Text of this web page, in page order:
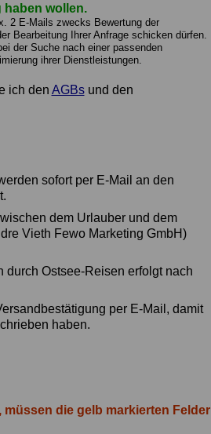
haben wollen.
2 E-Mails zwecks Bewertung der
Bearbeitung Ihrer Anfrage schicken dürfen.
der Suche nach einer passenden
ihrer Dienstleistungen.
ich den AGBsund den
sofort per E-Mail an den
dem Urlauber und dem
Vieth Fewo Marketing GmbH)
durch Ostsee-Reisen erfolgt nach
per E-Mail, damit
haben.
müssen die gelb markierten Felder